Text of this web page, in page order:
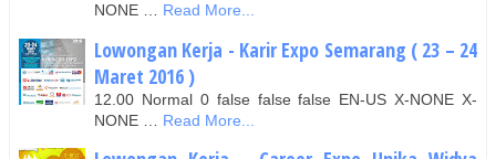
NONE …
Read More...
Lowongan Kerja - Karir Expo Semarang ( 23 – 24
Maret 2016 )
12.00 Normal 0 false false false EN-US X-NONE X-
NONE …
Read More...